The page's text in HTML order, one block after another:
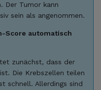
Der Tumor kann
sein als angenommen.
Score automatisch
zunächst, dass der
Die Krebszellen teilen
schnell. Allerdings sind